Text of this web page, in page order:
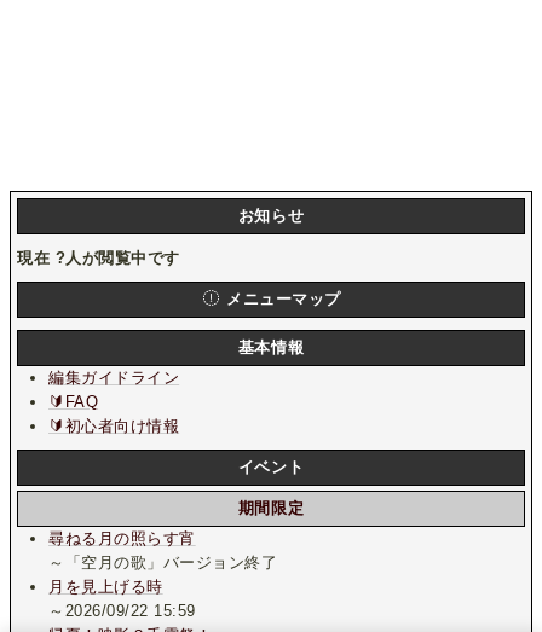
お知らせ
現在 ? 人が閲覧中です
メニューマップ
基本情報
編集ガイドライン
🔰FAQ
🔰初心者向け情報
イベント
期間限定
尋ねる月の照らす宵
～「空月の歌」バージョン終了
月を見上げる時
～2026/09/22 15:59